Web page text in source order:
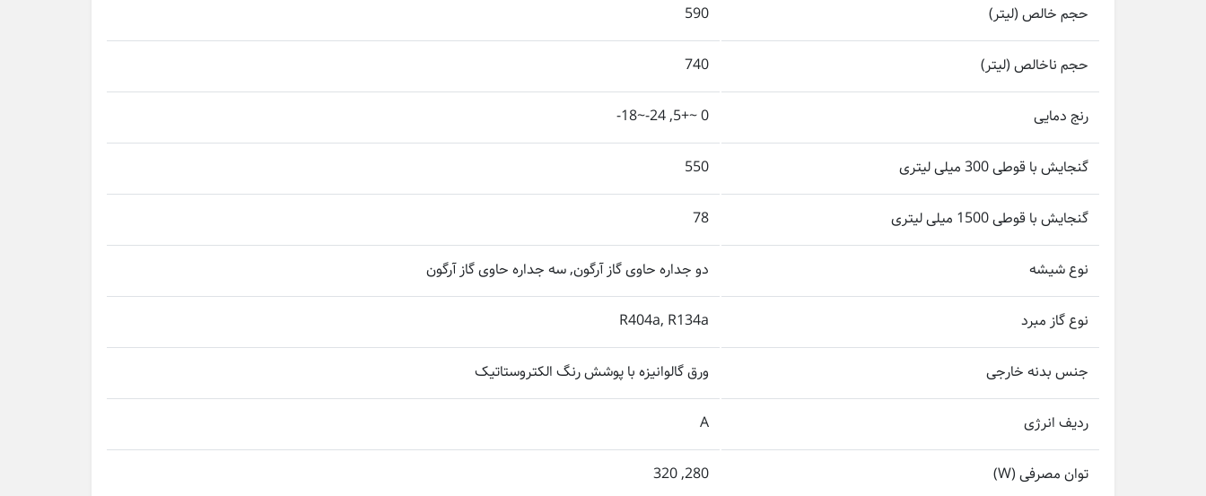
حجم خالص (لیتر) 590
حجم ناخالص (لیتر) 740
رنج دمایی 0 ~+5, 24-~18-
گنجایش با قوطی 300 میلی لیتری 550
گنجایش با قوطی 1500 میلی لیتری 78
نوع شیشه دو جداره حاوی گاز آرگون, سه جداره حاوی گاز آرگون
نوع گاز مبرد R404a, R134a
جنس بدنه خارجی ورق گالوانیزه با پوشش رنگ الکتروستاتیک
ردیف انرژی A
توان مصرفی (W) 280, 320